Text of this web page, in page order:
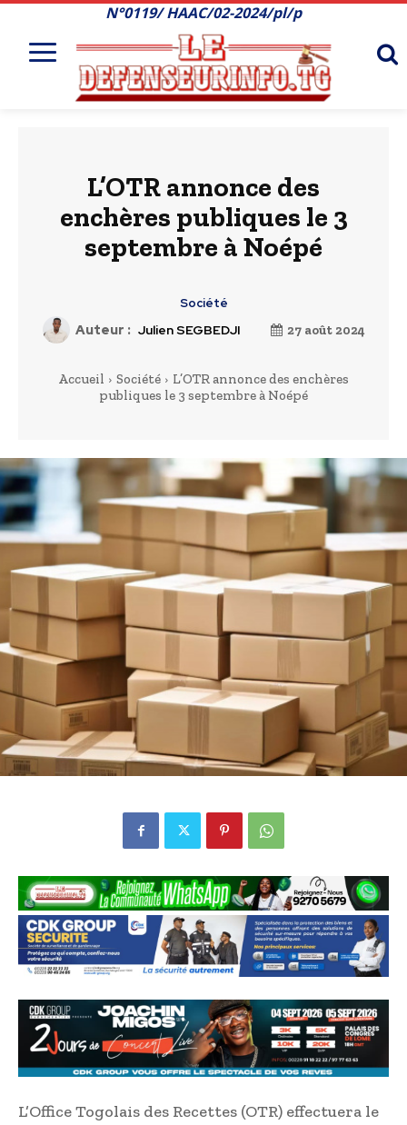
N°0119/ HAAC/02-2024/pl/p
L’OTR annonce des
enchères publiques le 3
septembre à Noépé
Société
Auteur : Julien SEGBEDJI 27 août 2024
Accueil Société
L’OTR annonce des enchères
publiques le 3 septembre à Noépé
L’Office Togolais des Recettes (OTR) effectuera le